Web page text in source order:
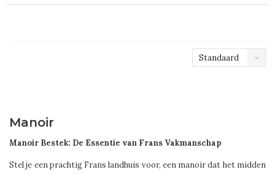
Standaard
Manoir
Manoir Bestek: De Essentie van Frans Vakmanschap
Stel je een prachtig Frans landhuis voor, een manoir dat het midden